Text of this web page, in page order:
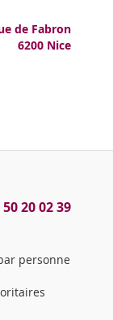
de Fabron
6200 Nice
50 20 02 39
personne